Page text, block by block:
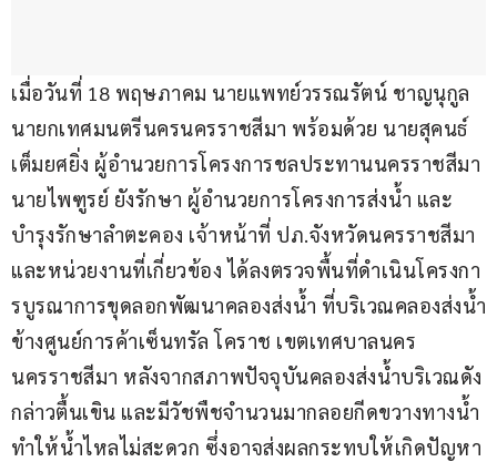
เมื่อวันที่ 18 พฤษภาคม นายแพทย์วรรณรัตน์ ชาญนุกูล
นายกเทศมนตรีนครนครราชสีมา พร้อมด้วย นายสุคนธ์
เต็มยศยิ่ง ผู้อำนวยการโครงการชลประทานนครราชสีมา
นายไพฑูรย์ ยังรักษา ผู้อำนวยการโครงการส่งน้ำ และ
บำรุงรักษาลำตะคอง เจ้าหน้าที่ ปภ.จังหวัดนครราชสีมา
และหน่วยงานที่เกี่ยวข้อง ได้ลงตรวจพื้นที่ดำเนินโครงกา
รบูรณาการขุดลอกพัฒนาคลองส่งน้ำ ที่บริเวณคลองส่งน้ำ
ข้างศูนย์การค้าเซ็นทรัล โคราช เขตเทศบาลนคร
นครราชสีมา หลังจากสภาพปัจจุบันคลองส่งน้ำบริเวณดัง
กล่าวตื้นเขิน และมีวัชพืชจำนวนมากลอยกีดขวางทางน้ำ
ทำให้น้ำไหลไม่สะดวก ซึ่งอาจส่งผลกระทบให้เกิดปัญหา